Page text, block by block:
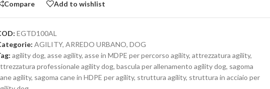
Compare Add to wishlist
EGTD100AL
AGILITY, ARREDO URBANO, DOG
agility dog, asse agility, asse in MDPE per percorso agility, attrezzatura agility,
professionale agility dog, bascula per allenamento agility dog, sagoma
agility, sagoma cane in HDPE per agility, struttura agility, struttura in acciaio per